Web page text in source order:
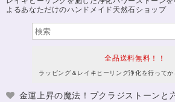
よるあなただけのハンドメイド天然石ショップ
全品送料無料！！
ラッピング＆レイキヒーリング浄化を行ってか
金運上昇の魔法！プクラジストーンと